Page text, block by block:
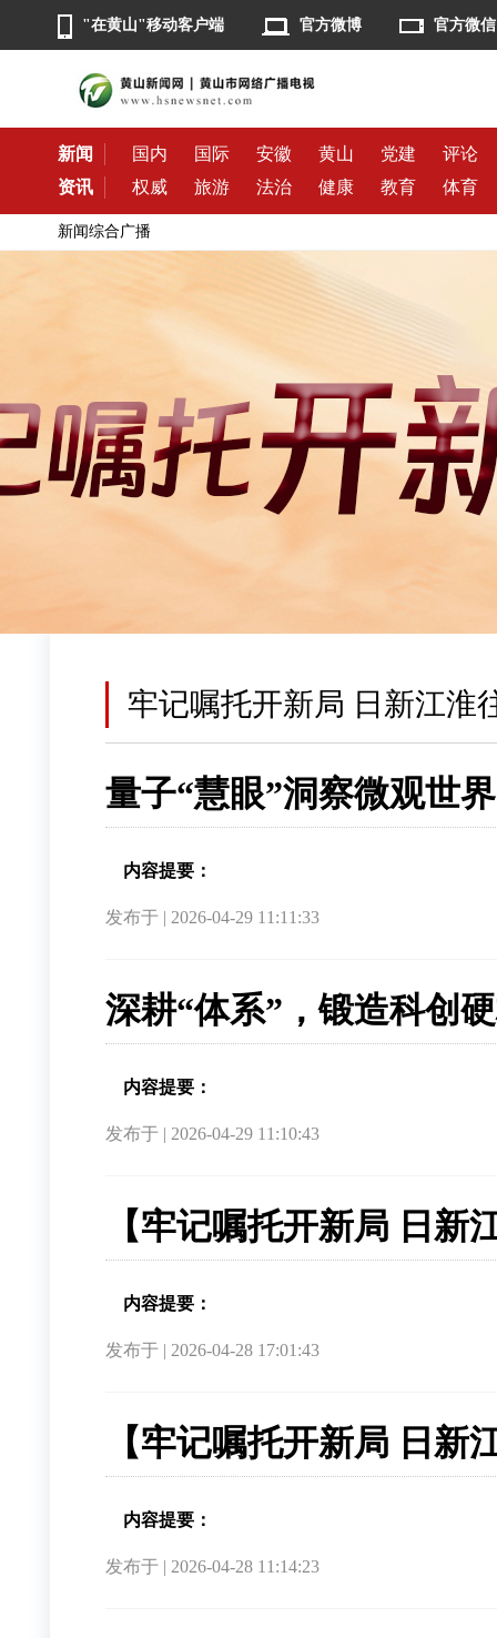
"在黄山"移动客户端 官方微博 官方微信
新闻 国内 国际 安徽 黄山 党建
评论
资讯
权威 旅游 法治 健康 教育 体育
新闻综合广播
牢记嘱托开新局 日新江淮
量子“慧眼”洞察微观世界
内容提要：
发布于 | 2026-04-29 11:11:33
深耕“体系”，锻造科创
内容提要：
发布于 | 2026-04-29 11:10:43
【牢记嘱托开新局 日新
内容提要：
发布于 | 2026-04-28 17:01:43
【牢记嘱托开新局 日新
内容提要：
发布于 | 2026-04-28 11:14:23